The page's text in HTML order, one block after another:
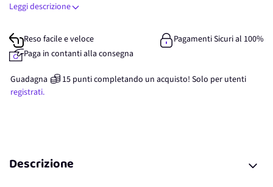
Leggi descrizione
Reso facile e veloce
Pagamenti Sicuri al 100%
Paga in contanti alla consegna
Guadagna 15 punticompletando un acquisto! Solo per utenti
registrati.
Descrizione